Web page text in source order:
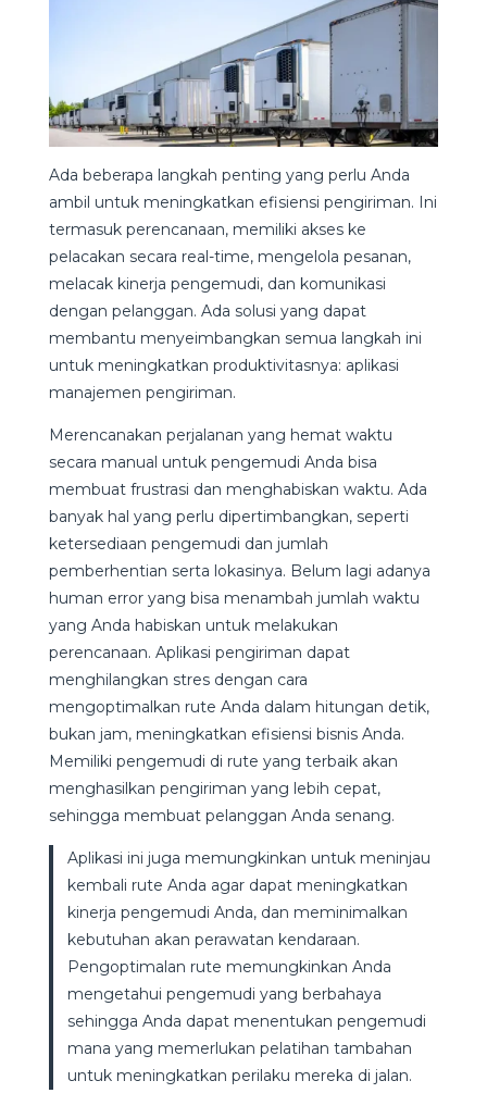
Ada beberapa langkah penting yang perlu Anda
ambil untuk meningkatkan efisiensi pengiriman. Ini
termasuk perencanaan, memiliki akses ke
pelacakan secara real-time, mengelola pesanan,
melacak kinerja pengemudi, dan komunikasi
dengan pelanggan. Ada solusi yang dapat
membantu menyeimbangkan semua langkah ini
untuk meningkatkan produktivitasnya: aplikasi
manajemen pengiriman.
Merencanakan perjalanan yang hemat waktu
secara manual untuk pengemudi Anda bisa
membuat frustrasi dan menghabiskan waktu. Ada
banyak hal yang perlu dipertimbangkan, seperti
ketersediaan pengemudi dan jumlah
pemberhentian serta lokasinya. Belum lagi adanya
human error yang bisa menambah jumlah waktu
yang Anda habiskan untuk melakukan
perencanaan. Aplikasi pengiriman dapat
menghilangkan stres dengan cara
mengoptimalkan rute Anda dalam hitungan detik,
bukan jam, meningkatkan efisiensi bisnis Anda.
Memiliki pengemudi di rute yang terbaik akan
menghasilkan pengiriman yang lebih cepat,
sehingga membuat pelanggan Anda senang.
Aplikasi ini juga memungkinkan untuk meninjau
kembali rute Anda agar dapat meningkatkan
kinerja pengemudi Anda, dan meminimalkan
kebutuhan akan perawatan kendaraan.
Pengoptimalan rute memungkinkan Anda
mengetahui pengemudi yang berbahaya
sehingga Anda dapat menentukan pengemudi
mana yang memerlukan pelatihan tambahan
untuk meningkatkan perilaku mereka di jalan.